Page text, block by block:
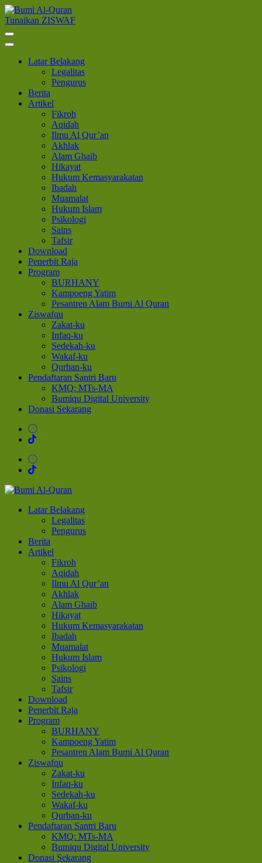
Lompat
ke
konten
(Tekan
Tunaikan ZISWAF
Latar Belakang
Legalitas
Pengurus
Berita
Artikel
Fikroh
Aqidah
Ilmu Al Qur’an
Akhlak
Alam Ghaib
Hikayat
Hukum Kemasyarakatan
Ibadah
Muamalat
Hukum Islam
Psikologi
Sains
Tafsir
Download
Penerbit Raja
Program
BURHANY
Kampoeng Yatim
Pesantren Alam Bumi Al Quran
Ziswafqu
Zakat-ku
Infaq-ku
Sedekah-ku
Wakaf-ku
Qurban-ku
Pendaftaran Santri Baru
KMQ: MTs-MA
Bumiqu Digital University
Donasi Sekarang
Bumi Al-Quran
Sinergi Untuk Kebahagiaan Dunia-Akhirat
Latar Belakang
Legalitas
Pengurus
Berita
Artikel
Fikroh
Aqidah
Ilmu Al Qur’an
Akhlak
Alam Ghaib
Hikayat
Hukum Kemasyarakatan
Ibadah
Muamalat
Hukum Islam
Psikologi
Sains
Tafsir
Download
Penerbit Raja
Program
BURHANY
Kampoeng Yatim
Pesantren Alam Bumi Al Quran
Ziswafqu
Zakat-ku
Infaq-ku
Sedekah-ku
Wakaf-ku
Qurban-ku
Pendaftaran Santri Baru
KMQ: MTs-MA
Bumiqu Digital University
Donasi Sekarang